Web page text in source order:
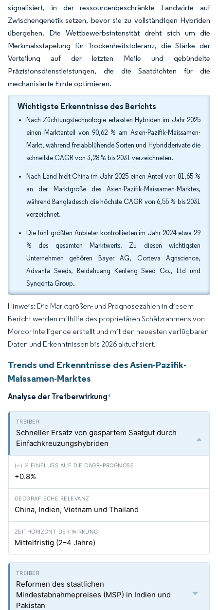
signalisiert, in der ressourcenbeschränkte Landwirte auf
Zwischengenetik setzen, bevor sie zu vollständigen Hybriden
übergehen. Die Wettbewerbsintensität dreht sich um die
Merkmalsstapelung für Trockenheitstoleranz, die Stärke der
Verteilung auf der letzten Meile und gebündelte
Präzisionsdienstleistungen, die die Saatdichten für die
mechanisierte Ernte optimieren.
Wichtigste Erkenntnisse des Berichts
Nach Züchtungstechnologie erfassten Hybriden im Jahr 2025
einen Marktanteil von 90,62 % am Asien-Pazifik-Maissamen-
Markt, während freiabblühende Sorten und Hybridderivate die
schnellste CAGR von 3,28 % bis 2031 verzeichneten.
Nach Land hielt China im Jahr 2025 einen Anteil von 81,65 %
an der Marktgröße des Asien-Pazifik-Maissamen-Marktes,
während Bangladesch die höchste CAGR von 6,55 % bis 2031
verzeichnet.
Die fünf größten Anbieter kontrollierten im Jahr 2024 etwa 29
% des gesamten Marktwerts. Zu diesen wichtigsten
Unternehmen gehören Bayer AG, Corteva Agriscience,
Advanta Seeds, Beidahuang Kenfeng Seed Co., Ltd und
Syngenta Group.
Hinweis: Die Marktgrößen- und Prognosezahlen in diesem
Bericht werden mithilfe des proprietären Schätzrahmens von
Mordor Intelligence erstellt und mit den neuesten verfügbaren
Daten und Erkenntnissen bis 2026 aktualisiert.
Trends und Erkenntnisse des Asien-Pazifik-
Maissamen-Marktes
Analyse der Treiberwirkung*
Schneller Ersatz von gespartem Saatgut durch
Einfachkreuzungshybriden
+0.8%
China, Indien, Vietnam und Thailand
Mittelfristig (2–4 Jahre)
Reformen des staatlichen
Mindestabnahmepreises (MSP) in Indien und
Pakistan